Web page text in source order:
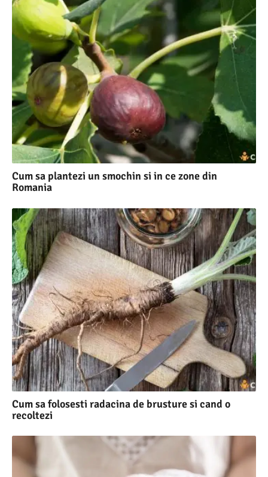
Cum sa plantezi un smochin si in ce zone din
Romania
Cum sa folosesti radacina de brusture si cand o
recoltezi